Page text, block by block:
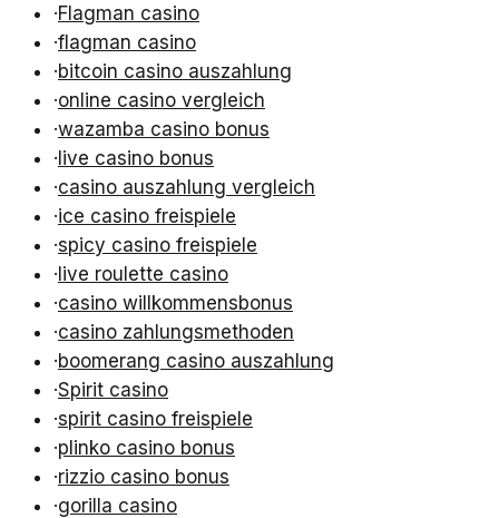
·Flagman casino
·flagman casino
·bitcoin casino auszahlung
·online casino vergleich
·wazamba casino bonus
·live casino bonus
·casino auszahlung vergleich
·ice casino freispiele
·spicy casino freispiele
·live roulette casino
·casino willkommensbonus
·casino zahlungsmethoden
·boomerang casino auszahlung
·Spirit casino
·spirit casino freispiele
·plinko casino bonus
·rizzio casino bonus
·gorilla casino